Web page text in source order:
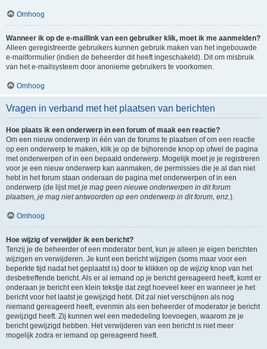
Omhoog
Wanneer ik op de e-maillink van een gebruiker klik, moet ik me aanmelden?
Alleen geregistreerde gebruikers kunnen gebruik maken van het ingebouwde
e-mailformulier (indien de beheerder dit heeft ingeschakeld). Dit om misbruik
van het e-mailsysteem door anonieme gebruikers te voorkomen.
Omhoog
Vragen in verband met het plaatsen van berichten
Hoe plaats ik een onderwerp in een forum of maak een reactie?
Om een nieuw onderwerp in één van de forums te plaatsen of om een reactie
op een onderwerp te maken, klik je op de bijhorende knop op ofwel de pagina
met onderwerpen of in een bepaald onderwerp. Mogelijk moet je je registreren
voor je een nieuw onderwerp kan aanmaken, de permissies die je al dan niet
hebt in het forum staan onderaan de pagina met onderwerpen of in een
onderwerp (de lijst metje mag geen nieuwe onderwerpen in dit forum
plaatsen, je mag niet antwoorden op een onderwerp in dit forum, enz.).
Omhoog
Hoe wijzig of verwijder ik een bericht?
Tenzij je de beheerder of een moderator bent, kun je alleen je eigen berichten
wijzigen en verwijderen. Je kunt een bericht wijzigen (soms maar voor een
beperkte tijd nadat het geplaatst is) door te klikken op de wijzig knop van het
desbetreffende bericht. Als er al iemand op je bericht gereageerd heeft, komt er
onderaan je bericht een klein tekstje dat zegt hoeveel keer en wanneer je het
bericht voor het laatst je gewijzigd hebt. Dit zal niet verschijnen als nog
niemand gereageerd heeft, evenmin als een beheerder of moderator je bericht
gewijzigd heeft. Zij kunnen wel een mededeling toevoegen, waarom ze je
bericht gewijzigd hebben. Het verwijderen van een bericht is niet meer
mogelijk zodra er iemand op gereageerd heeft.